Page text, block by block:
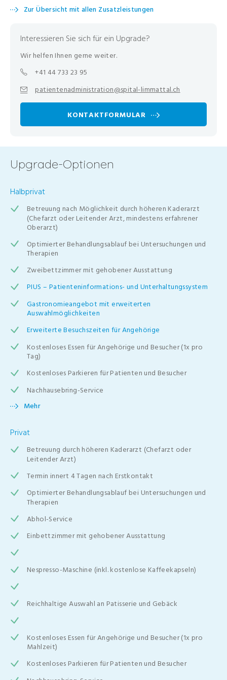
Zur Übersicht mit allen Zusatzleistungen
Interessieren Sie sich für ein Upgrade?
Wir helfen Ihnen gerne weiter.
+41 44 733 23 95
patientenadministration@spital-limmattal.ch
KONTAKTFORMULAR
Upgrade-Optionen
Halbprivat
Betreuung nach Möglichkeit durch höheren Kaderarzt
(Chefarzt oder Leitender Arzt, mindestens erfahrener
Oberarzt)
Optimierter Behandlungsablauf bei Untersuchungen und
Therapien
Zweibettzimmer mit gehobener Ausstattung
PIUS – Patienteninformations- und Unterhaltungssystem
Gastronomieangebot mit erweiterten
Auswahlmöglichkeiten
Erweiterte Besuchszeiten für Angehörige
Kostenloses Essen für Angehörige und Besucher (1x pro
Tag)
Kostenloses Parkieren für Patienten und Besucher
Nachhausebring-Service
Mehr
Privat
Betreuung durch höheren Kaderarzt (Chefarzt oder
Leitender Arzt)
Termin innert 4 Tagen nach Erstkontakt
Optimierter Behandlungsablauf bei Untersuchungen und
Therapien
Abhol-Service
Einbettzimmer mit gehobener Ausstattung
Nespresso-Maschine (inkl. kostenlose Kaffeekapseln)
Reichhaltige Auswahl an Patisserie und Gebäck
Kostenloses Essen für Angehörige und Besucher (1x pro
Mahlzeit)
Kostenloses Parkieren für Patienten und Besucher